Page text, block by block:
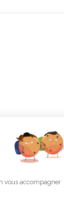
vous accompagner